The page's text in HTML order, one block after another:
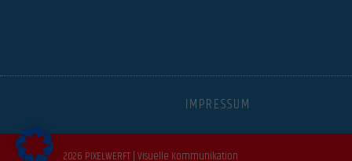
IMPRESSUM
2026 PIXELWERFT | Visuelle Kommunikation